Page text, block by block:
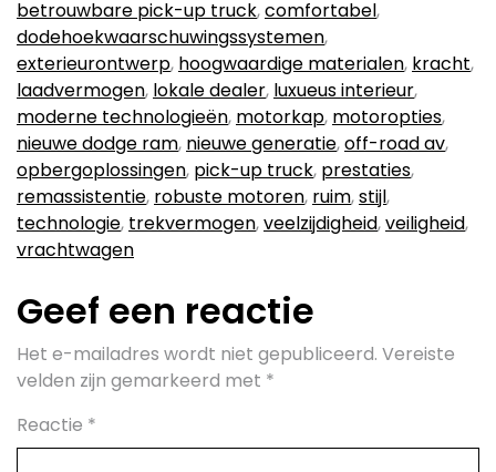
betrouwbare pick-up truck,comfortabel,
dodehoekwaarschuwingssystemen,
exterieurontwerp, hoogwaardige materialen, kracht,
laadvermogen, lokale dealer, luxueus interieur,
moderne technologieën, motorkap, motoropties,
nieuwe dodge ram, nieuwe generatie,off-road av,
opbergoplossingen, pick-up truck, prestaties,
remassistentie, robuste motoren, ruim,stijl,
technologie, trekvermogen,veelzijdigheid,veiligheid,
vrachtwagen
Geef een reactie
Het e-mailadres wordt niet gepubliceerd. Vereiste
velden zijn gemarkeerd met *
Reactie *